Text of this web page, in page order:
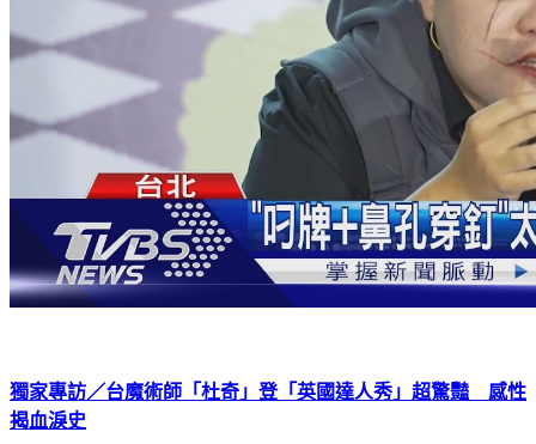
獨家專訪／台魔術師「杜奇」登「英國達人秀」超驚豔 感性
揭血淚史